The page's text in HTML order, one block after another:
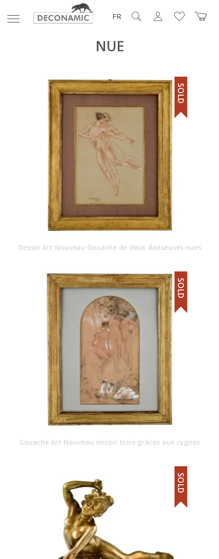
FR
NUE
Dessin Art Nouveau Gouache de deux danseuses nues
SOLD
Gouache Art Nouveau dessin trois grâces aux cygnes
SOLD
SOLD